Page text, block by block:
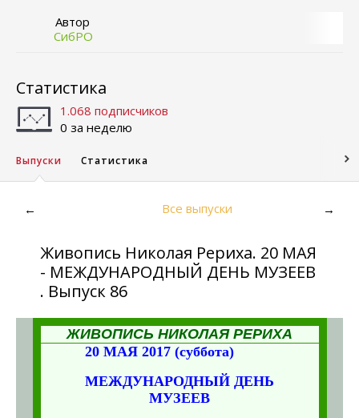
Автор
СибРО
Статистика
1.068 подписчиков
0 за неделю
Выпуски Статистика
← Все выпуски →
Живопись Николая Рериха. 20 МАЯ
- МЕЖДУНАРОДНЫЙ ДЕНЬ МУЗЕЕВ
. Выпуск 86
ЖИВОПИСЬ НИКОЛАЯ РЕРИХА
20 МАЯ 2017 (суббота)
МЕЖДУНАРОДНЫЙ ДЕНЬ
МУЗЕЕВ